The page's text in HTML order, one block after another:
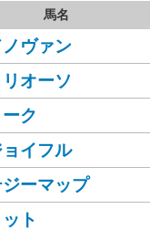
馬名
ノヴァン
リオーソ
トーク
ョイフル
ーマップ
ノット